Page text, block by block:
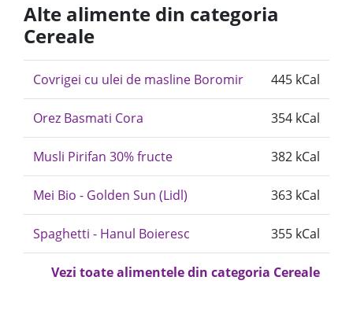
Alte alimente din categoria
Cereale
Covrigei cu ulei de masline Boromir 445 kCal
Orez Basmati Cora 354 kCal
Musli Pirifan 30% fructe 382 kCal
Mei Bio - Golden Sun (Lidl) 363 kCal
Spaghetti - Hanul Boieresc 355 kCal
Vezi toate alimentele din categoria Cereale